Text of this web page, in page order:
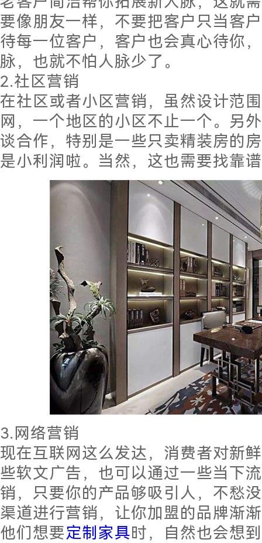
要像朋友一样，不要把客户只当客
待每一位客户，客户也会真心待你
脉，也就不怕人脉少了。
2.社区营销
在社区或者小区营销，虽然设计范
网，一个地区的小区不止一个。另
谈合作，特别是一些只卖精装房的
是小利润啦。当然，这也需要找靠
3.网络营销
现在互联网这么发达，消费者对新
些软文广告，也可以通过一些当下
销，只要你的产品够吸引人，不愁
渠道进行营销，让你加盟的品牌渐
他们想要定制家具时，自然也会想